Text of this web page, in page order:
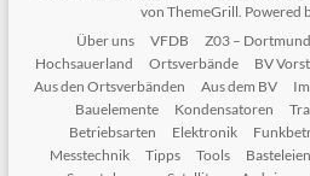
von ThemeGrill. Powered
Über uns
VFDB Z03 – Dortmund
Hochsauerland
Ortsverbände BV
Aus den Ortsverbänden
Aus dem BV
Bauelemente
Kondensatoren
Betriebsarten
Elektronik
Messtechnik
Tipps Tools Basteleien